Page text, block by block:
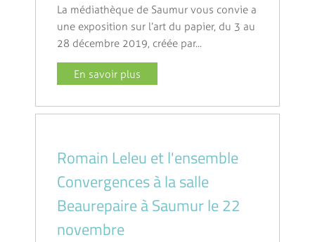
La médiathèque de Saumur vous convie a
une exposition sur l’art du papier, du 3 au
28 décembre 2019, créée par...
En savoir plus
Romain Leleu et l'ensemble
Convergences à la salle
Beaurepaire à Saumur le 22
novembre